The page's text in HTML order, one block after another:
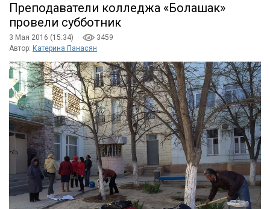
Преподаватели колледжа «Болашак»
провели субботник
3 Мая 2016 (15:34) ·
3459
Автор: Катерина Панасян